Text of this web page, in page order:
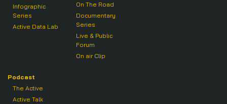
Infographic
Series
Active Data Lab
On The Road
Documentary
Series
Live & Public
Forum
On air Clip
Podcast
The Active
Active Talk